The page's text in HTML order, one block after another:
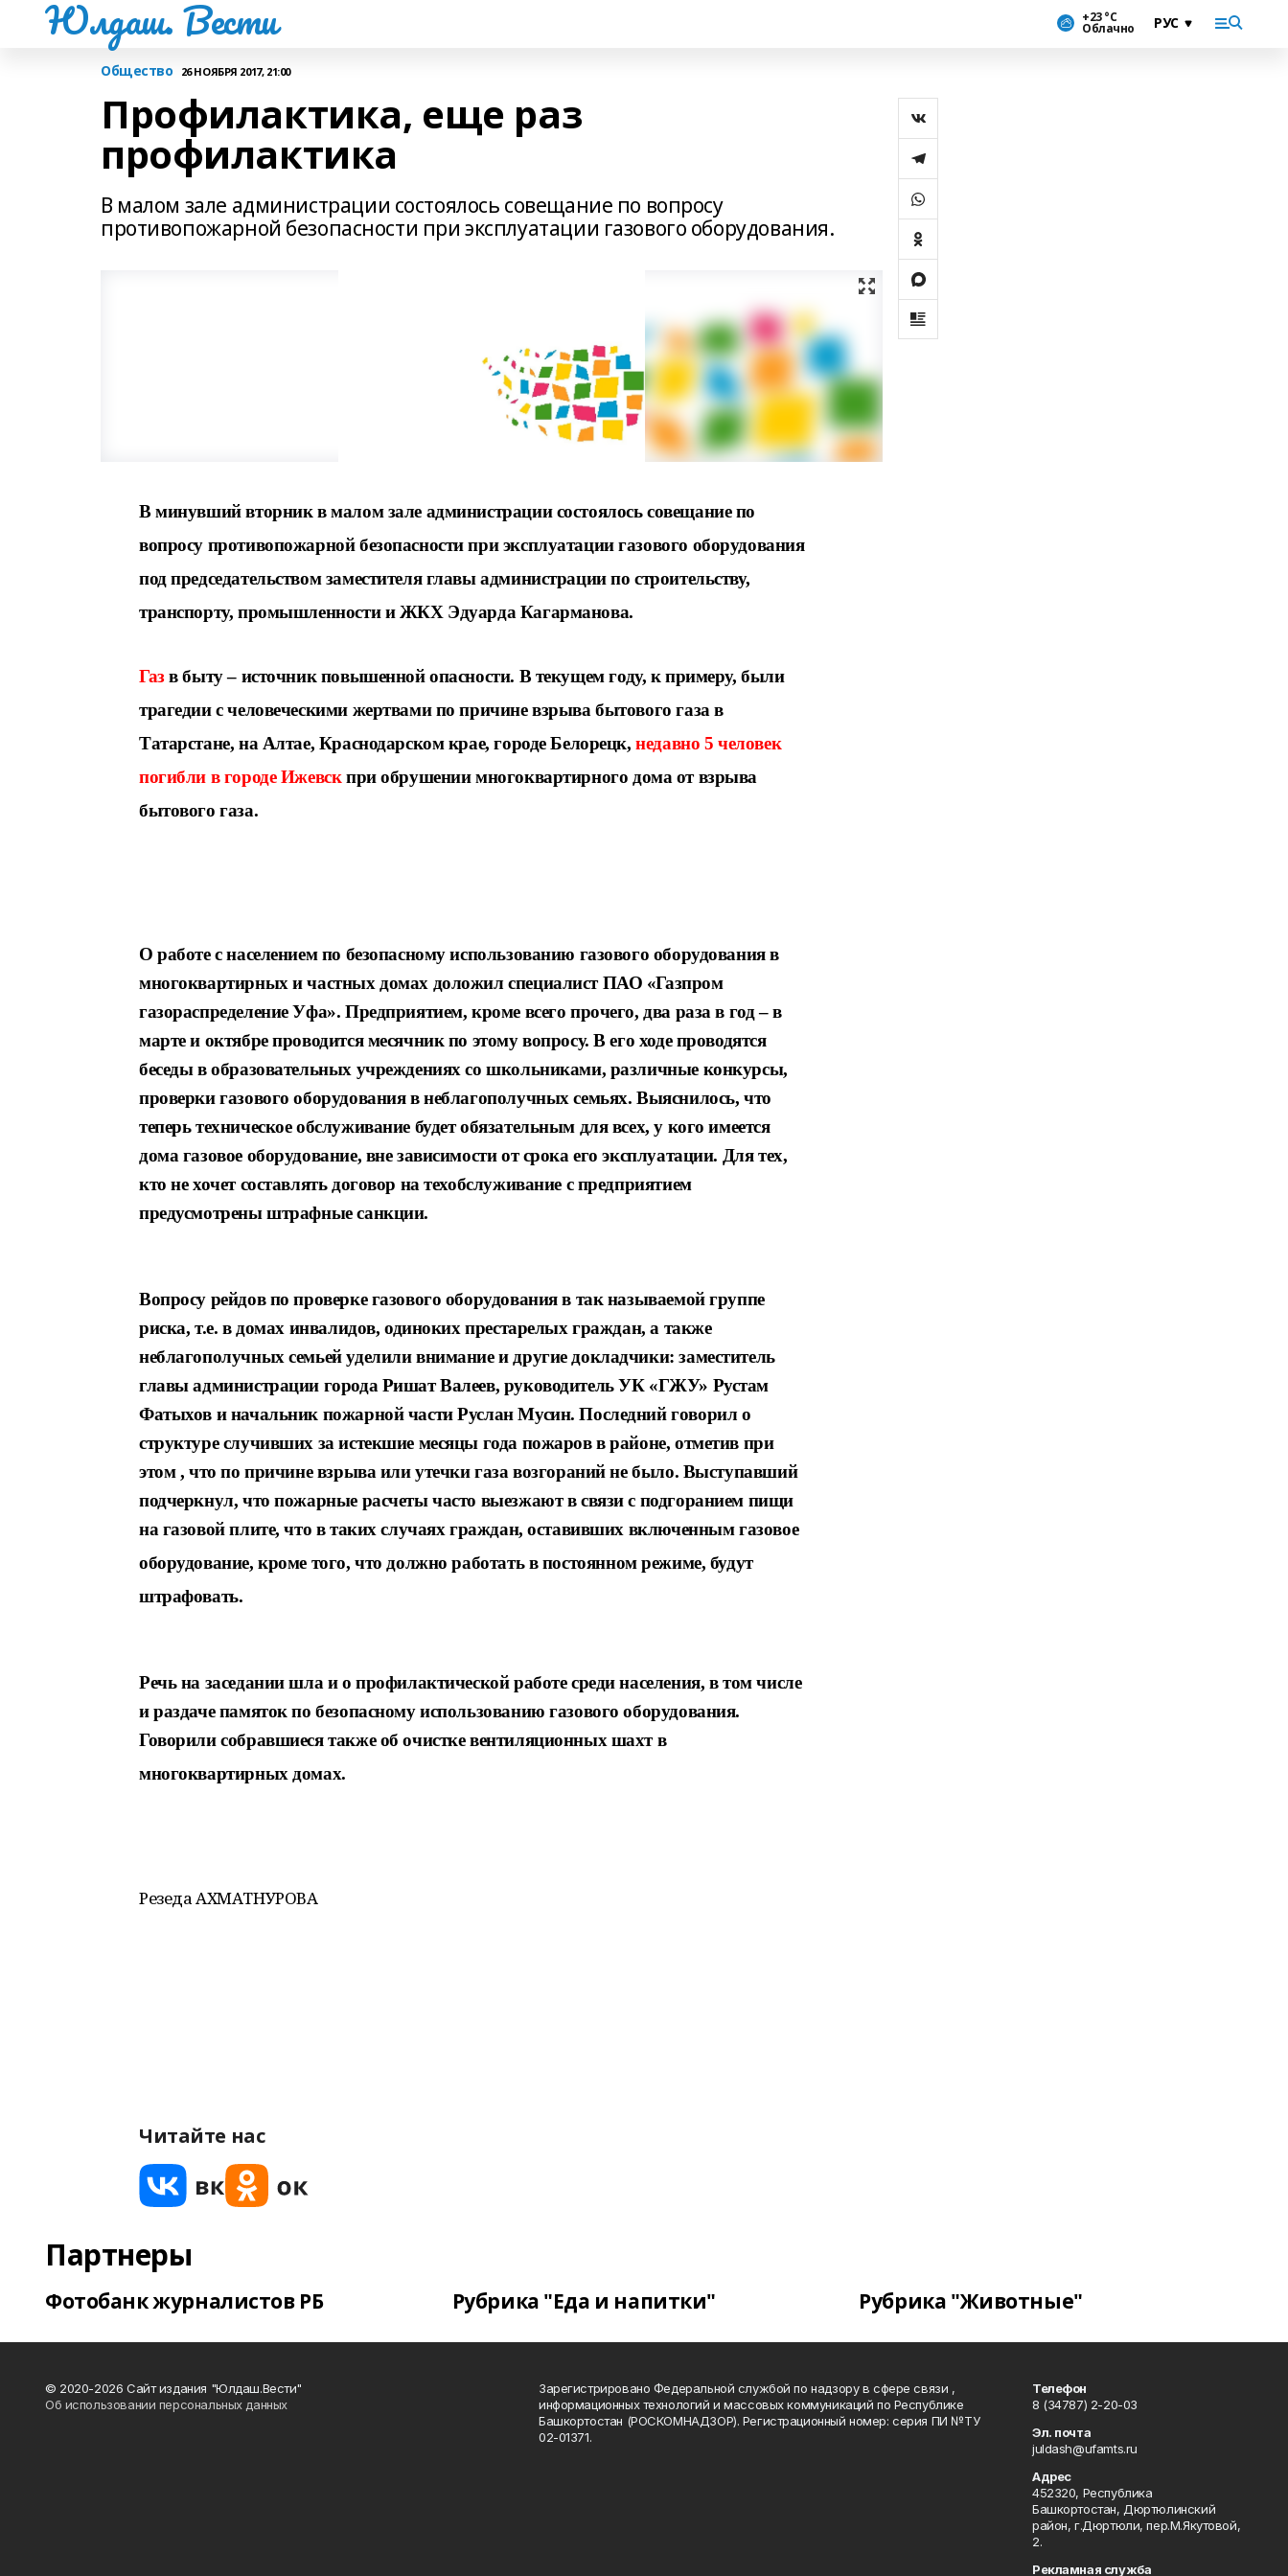
Юлдаш. Вести +23 °С
Облачно
Общество 26 НОЯБРЯ 2017, 21:00
Профилактика, еще раз
профилактика
В малом зале администрации состоялось совещание по вопросу
противопожарной безопасности при эксплуатации газового оборудования.
В минувший вторник в малом зале администрации состоялось совещание по
вопросу противопожарной безопасности при эксплуатации газового оборудования
под председательством заместителя главы администрации по строительству,
транспорту, промышленности и ЖКХ Эдуарда Кагарманова.
Газв быту – источник повышенной опасности. В текущем году, к примеру, были
трагедии с человеческими жертвами попричине взрыва бытового газа в
Татарстане, на Алтае, Краснодарском крае, городе Белорецк,недавно 5 человек
погибли в городеИжевскпри обрушении многоквартирного дома от взрыва
бытового газа.
О работе с населением по безопасномуиспользованию газового оборудования в
многоквартирных и частных домах доложилспециалист ПАО «Газпром
газораспределение Уфа». Предприятием, кроме всегопрочего, два раза в год – в
марте и октябрепроводится месячник по этому вопросу. В его ходе проводятся
беседы в образовательных учреждениях со школьниками, различные конкурсы,
проверки газового оборудованияв неблагополучных семьях. Выяснилось, что
теперь техническое обслуживание будетобязательным для всех, у кого имеется
дома газовое оборудование, вне зависимости отсрока его эксплуатации. Для тех,
кто не хочетсоставлять договор на техобслуживание спредприятием
предусмотрены штрафныесанкции.
Вопросу рейдов по проверке газового оборудования в так называемой группе
риска, т.е. в домах инвалидов, одинокихпрестарелых граждан, а также
неблагополучных семьей уделили внимание и другие докладчики: заместитель
главы администрации города Ришат Валеев, руководитель УК «ГЖУ» Рустам
Фатыхов и начальник пожарнойчасти Руслан Мусин. Последний говорил о
структуре случивших за истекшие месяцы года пожаров в районе, отметив при
этом ,что по причине взрыва или утечки газа возгораний не было. Выступавший
подчеркнул, что пожарные расчеты часто выезжают всвязи с подгоранием пищи
на газовой плите,что в таких случаях граждан, оставивших включенным газовое
оборудование, кроме того, что должно работать в постоянномрежиме, будут
штрафовать.
Речь на заседании шла и о профилактической работе среди населения, в томчисле
и раздаче памяток по безопасномуиспользованию газового оборудования.
Говорили собравшиеся также об очисткевентиляционных шахт в
многоквартирных домах.
Резеда АХМАТНУРОВА
Читайте нас
Партнеры
Фотобанк журналистов РБ Рубрика "Еда и напитки" Рубрика "Животные"
© 2020-2026 Сайт издания "Юлдаш.Вести"
Об использовании персональных данных
Зарегистрировано Федеральной службой по надзору в сфере связи ,
информационных технологий и массовых коммуникаций по Республике
Башкортостан (РОСКОМНАДЗОР). Регистрационный номер: серия ПИ №ТУ
02-01371.
Телефон
8 (34787) 2-20-03
Эл. почта
juldash@ufamts.ru
Адрес
452320, Республика
Башкортостан, Дюртюлинский
район, г.Дюртюли, пер.М.Якутовой,
2.
Рекламная служба